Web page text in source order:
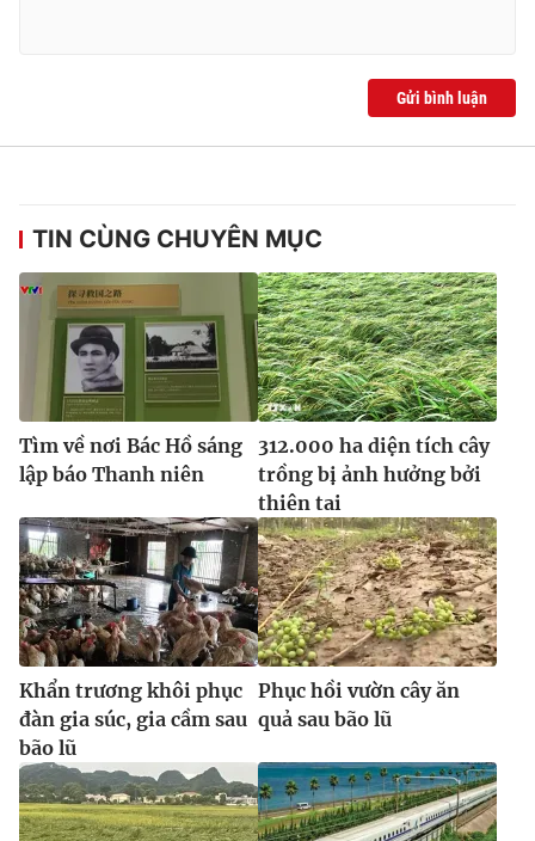
Gửi bình luận
TIN CÙNG CHUYÊN MỤC
Tìm về nơi Bác Hồ sáng
lập báo Thanh niên
312.000 ha diện tích cây
trồng bị ảnh hưởng bởi
thiên tai
Khẩn trương khôi phục
đàn gia súc, gia cầm sau
bão lũ
Phục hồi vườn cây ăn
quả sau bão lũ